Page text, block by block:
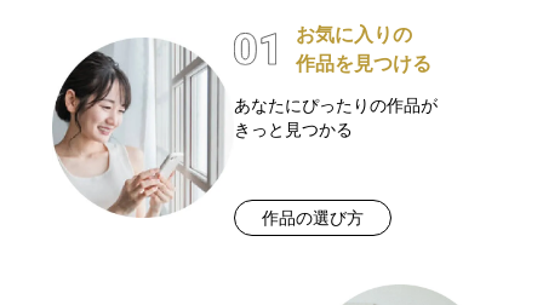
お気に入りの
作品を見つける
あなたにぴったりの作品が
きっと見つかる
作品の選び方